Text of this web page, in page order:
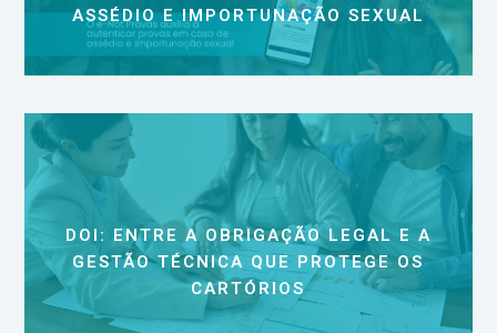
ASSÉDIO E IMPORTUNAÇÃO SEXUAL
DOI: ENTRE A OBRIGAÇÃO LEGAL E A
GESTÃO TÉCNICA QUE PROTEGE OS
CARTÓRIOS